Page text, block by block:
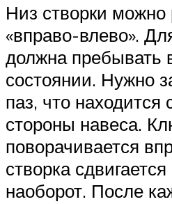
Низ створки можно
«вправо-влево».
должна пребывать
состоянии. Нужно
паз, что находится
стороны навеса.
поворачивается
створка
наоборот. После